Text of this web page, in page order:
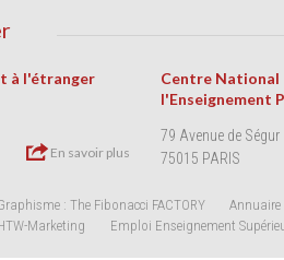
à l'étranger
En savoir plus
Centre National
l'Enseignement
79 Avenue de Ségur
75015 PARIS
: The Fibonacci FACTORY
Annuaire
Marketing
Emploi Enseignement